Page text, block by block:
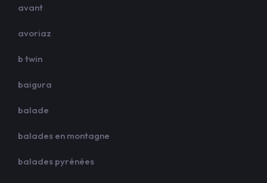
avant
avoriaz
b twin
baigura
balade
balades en montagne
balades pyrénées